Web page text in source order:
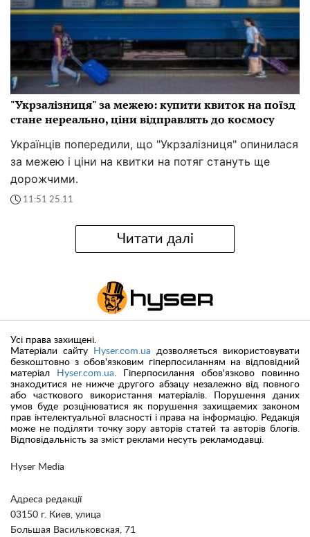
"Укрзалізниця" за межею: купити квиток на поїзд
стане нереально, ціни відправлять до космосу
Українців попередили, що "Укрзалізниця" опинилася
за межею і ціни на квитки на потяг стануть ще
дорожчими.
11:51 25.11
Читати далі
Hyser Media
Адреса редакції
03150 г. Киев, улица
Большая Васильковская, 71
Усі права захищені.
Матеріали сайту
Hyser.com.ua дозволяється використовувати
безкоштовно з обов'язковим гіперпосиланням на відповідний
матеріал
Hyser.com.ua. Гіперпосилання обов'язково повинно
знаходитися не нижче другого абзацу незалежно від повного
або часткового використання матеріалів. Порушення даних
умов буде розцінюватися як порушення захищаемих законом
прав інтелектуальної власності і права на інформацію. Редакція
може не поділяти точку зору авторів статей та авторів блогів.
Відповідальність за зміст реклами несуть рекламодавці.